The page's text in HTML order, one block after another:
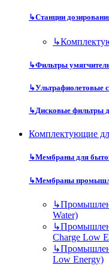
↳Станции
↳
↳Фильтры
↳Ультрафиолетовые
↳Дисковые фильтры
Комплектующие
↳Мембраны для
↳Мембраны
↳
Water)
↳
Charge Low
↳
Low Energy)